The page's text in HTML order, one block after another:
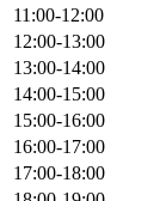
11:00-12:00
12:00-13:00
13:00-14:00
14:00-15:00
15:00-16:00
16:00-17:00
17:00-18:00